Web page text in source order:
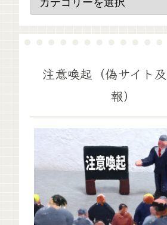
注意喚起（偽サイト
報）